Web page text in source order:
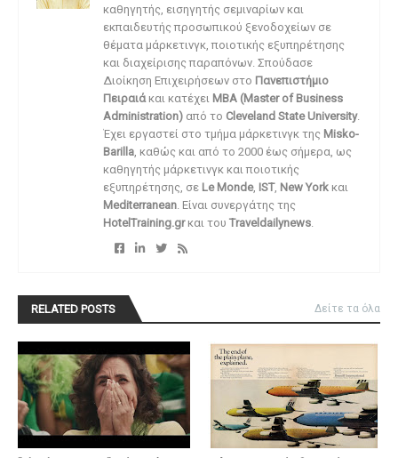
καθηγητής, εισηγητής σεμιναρίων και
εκπαιδευτής προσωπικού ξενοδοχείων σε
θέματα μάρκετινγκ, ποιοτικής εξυπηρέτησης
και διαχείρισης παραπόνων. Σπούδασε
Διοίκηση Επιχειρήσεων στο Πανεπιστήμιο
Πειραιάκαι κατέχει MBA (Master of Business
Administration) από το Cleveland State University.
Έχει εργαστεί στο τμήμα μάρκετινγκ της Misko-
Barilla, καθώς και από το 2000 έως σήμερα, ως
καθηγητής μάρκετινγκ και ποιοτικής
εξυπηρέτησης, σε Le Monde, IST, New York και
Mediterranean. Είναι συνεργάτης της
HotelTraining.grκαι του Traveldailynews.
RELATED POSTS Δείτε τα όλα